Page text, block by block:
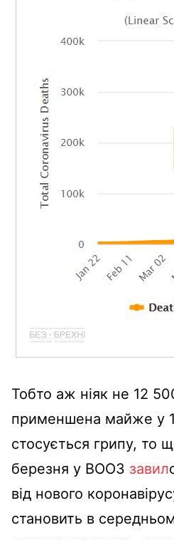
Тобто аж ніяк не 12
применшена майже у
стосується грипу, то
березня у ВООЗ завил
від нового
становить в